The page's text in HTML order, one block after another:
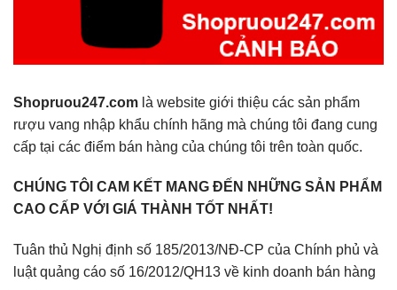
Shopruou247.com là website giới thiệu các sản phẩm
rượu vang nhập khẩu chính hãng mà chúng tôi đang cung
cấp tại các điểm bán hàng của chúng tôi trên toàn quốc.
CHÚNG TÔI CAM KẾT MANG ĐẾN NHỮNG SẢN PHẨM
CAO CẤP VỚI GIÁ THÀNH TỐT NHẤT!
Tuân thủ Nghị định số 185/2013/NĐ-CP của Chính phủ và
luật quảng cáo số 16/2012/QH13 về kinh doanh bán hàng